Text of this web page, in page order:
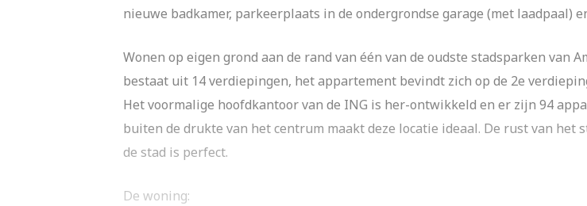
nieuwe badkamer, parkeerplaats in de ondergrondse garage (met laadpaal)
Wonen op eigen grond aan de rand van één van de oudste stadsparken van
bestaat uit 14 verdiepingen, het appartement bevindt zich op de 2e
Het voormalige hoofdkantoor van de ING is her-ontwikkeld en er zijn 94
buiten de drukte van het centrum maakt deze locatie ideaal. De rust van het
de stad is perfect.
De woning: